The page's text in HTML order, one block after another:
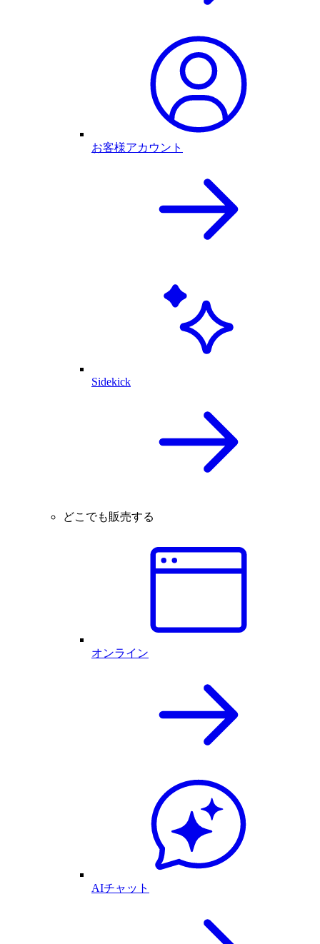
お客様アカウント
Sidekick
どこでも販売する
オンライン
AIチャット